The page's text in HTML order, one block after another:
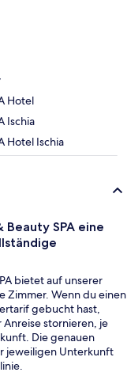
Hotel
Ischia
Hotel Ischia
SPA eine
bietet auf unserer
Zimmer. Wenn du einen
gebucht hast,
stornieren, je
Die genauen
jeweiligen Unterkunft